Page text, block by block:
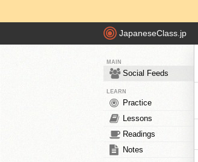
JapaneseClass.jp
MAIN
Social Feeds
LEARN
Practice
Lessons
Readings
Notes